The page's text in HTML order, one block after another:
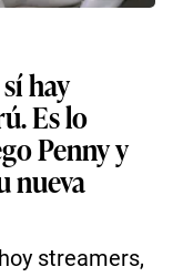
hay
Es lo
Penny y
nueva
streamers,